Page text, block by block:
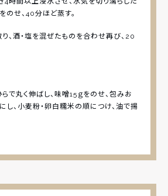
のせ、40分ほど蒸す。
酒・塩を混ぜたものを合わせ再び、20
で丸く伸ばし、味噌15ｇをのせ、包みお
し、小麦粉・卵白糯米の順につけ、油で揚